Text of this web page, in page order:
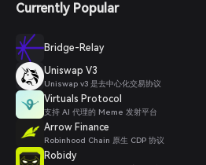
Currently Popular
Bridge-Relay
Uniswap V3
Uniswap v3 是去中心化交易协议
Virtuals Protocol
支持 AI 代理的 Meme 发射平台
Arrow Finance
Robinhood Chain 原生 CDP 协议
Robidy